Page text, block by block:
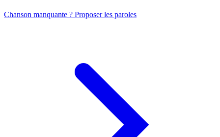
Chanson manquante ? Proposer les paroles